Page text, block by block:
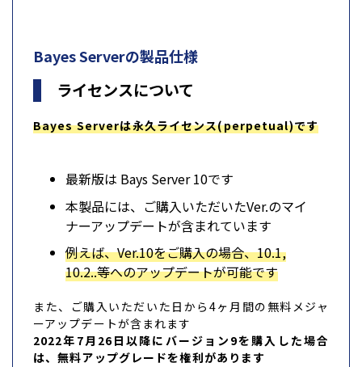
Bayes Serverの製品仕様
ライセンスについて
Bayes Serverは永久ライセンス(perpetual)です
最新版は Bays Server 10です
本製品には、ご購入いただいたVer.のマイ
ナーアップデートが含まれています
例えば、Ver.10をご購入の場合、10.1,
10.2..等へのアップデートが可能です
また、ご購入いただいた日から4ヶ月間の無料メジャ
ーアップデートが含まれます
2022年7月26日以降にバージョン9を購入した場合
は、無料アップグレードを権利があります